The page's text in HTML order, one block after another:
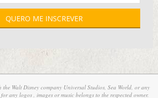
Walt Disney company Universal Studios, Sea World, or any
any logos , images or music belongs to the respected owner.